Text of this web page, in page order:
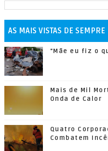
AS MAIS VISTAS DE SEMPRE
"Mãe eu fiz o
Mais de Mil
Onda de Calor
Quatro
Combatem